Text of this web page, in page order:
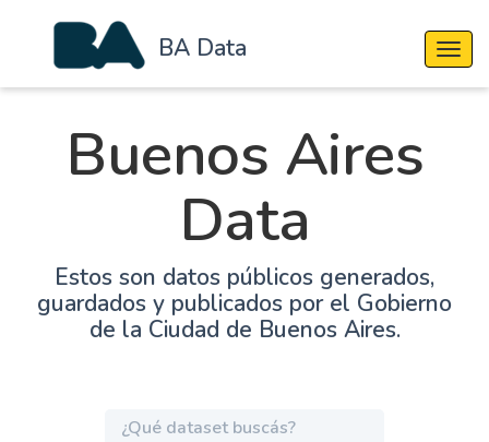
BA Data
Buenos Aires
Data
Estos son datos públicos generados,
guardados y publicados por el Gobierno
de la Ciudad de Buenos Aires.